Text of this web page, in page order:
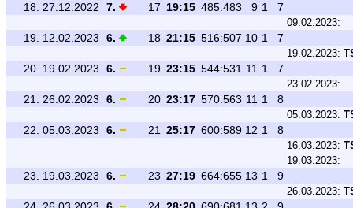
18. 27.12.2022 7. 17 19:15 485:483 9 1 7
09.02.2023:
19. 12.02.2023 6. 18 21:15 516:507 10 1 7
19.02.2023:
20. 19.02.2023 6. 19 23:15 544:531 11 1 7
23.02.2023:
21. 26.02.2023 6. 20 23:17 570:563 11 1 8
05.03.2023:
22. 05.03.2023 6. 21 25:17 600:589 12 1 8
16.03.2023:
19.03.2023:
23. 19.03.2023 6. 23 27:19 664:655 13 1 9
26.03.2023: